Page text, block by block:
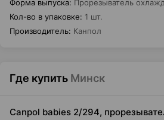
Форма выпуска: Прорезыватель
Кол-во в упаковке: 1 шт.
Производитель: Канпол
Где купить Минск
Canpol babies 2/294,